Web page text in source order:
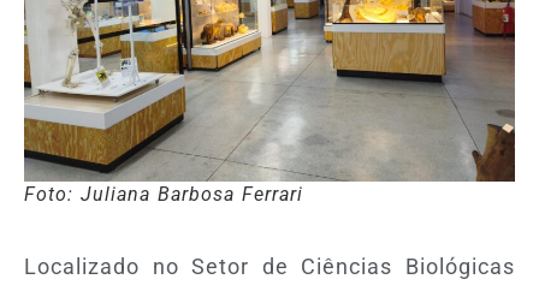
Foto: Juliana Barbosa Ferrari
Localizado no Setor de Ciências Biológicas